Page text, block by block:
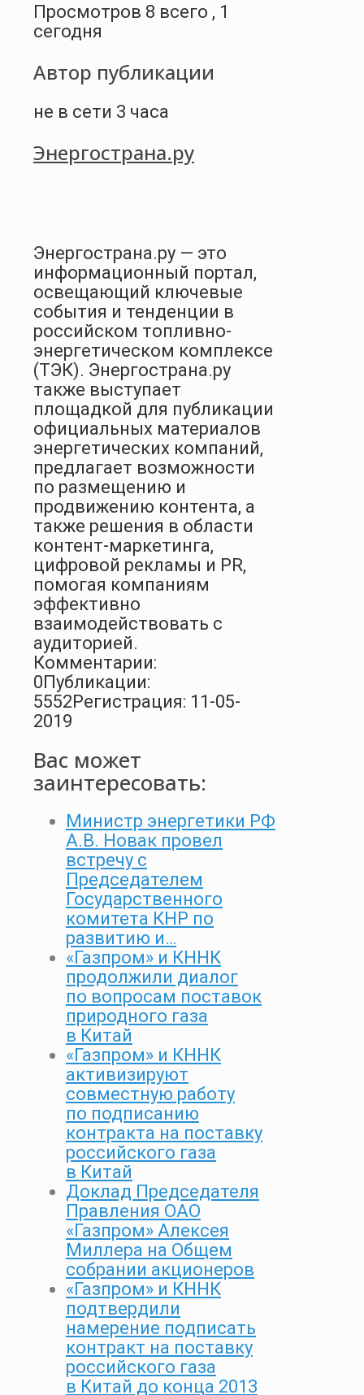
Просмотров 8 всего , 1
сегодня
Автор публикации
не в сети 3 часа
Энергострана.ру
Энергострана.ру — это
информационный портал,
освещающий ключевые
события и тенденции в
российском топливно-
энергетическом комплексе
(ТЭК). Энергострана.ру
также выступает
площадкой для публикации
официальных материалов
энергетических компаний,
предлагает возможности
по размещению и
продвижению контента, а
также решения в области
контент-маркетинга,
цифровой рекламы и PR,
помогая компаниям
эффективно
взаимодействовать с
аудиторией.
Комментарии:
0Публикации:
5552Регистрация: 11-05-
2019
Вас может
заинтересовать:
Министр энергетики РФ
А.В. Новак провел
встречу с
Председателем
Государственного
комитета КНР по
развитию и…
«Газпром» и КННК
продолжили диалог
по вопросам поставок
природного газа
в Китай
«Газпром» и КННК
активизируют
совместную работу
по подписанию
контракта на поставку
российского газа
в Китай
Доклад Председателя
Правления ОАО
«Газпром» Алексея
Миллера на Общем
собрании акционеров
«Газпром» и КННК
подтвердили
намерение подписать
контракт на поставку
российского газа
в Китай до конца 2013